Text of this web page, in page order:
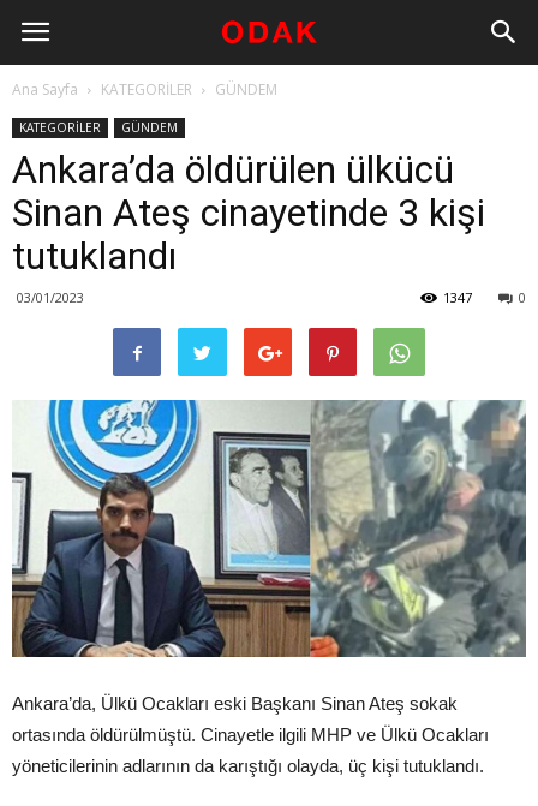
Ana Sayfa KATEGORİLER GÜNDEM
KATEGORİLER GÜNDEM
Ankara’da öldürülen ülkücü
Sinan Ateş cinayetinde 3 kişi
tutuklandı
03/01/2023 0
1347
Ankara’da, Ülkü Ocakları eski Başkanı Sinan Ateş sokak
ortasında öldürülmüştü. Cinayetle ilgili MHP ve Ülkü Ocakları
yöneticilerinin adlarının da karıştığı olayda, üç kişi tutuklandı.